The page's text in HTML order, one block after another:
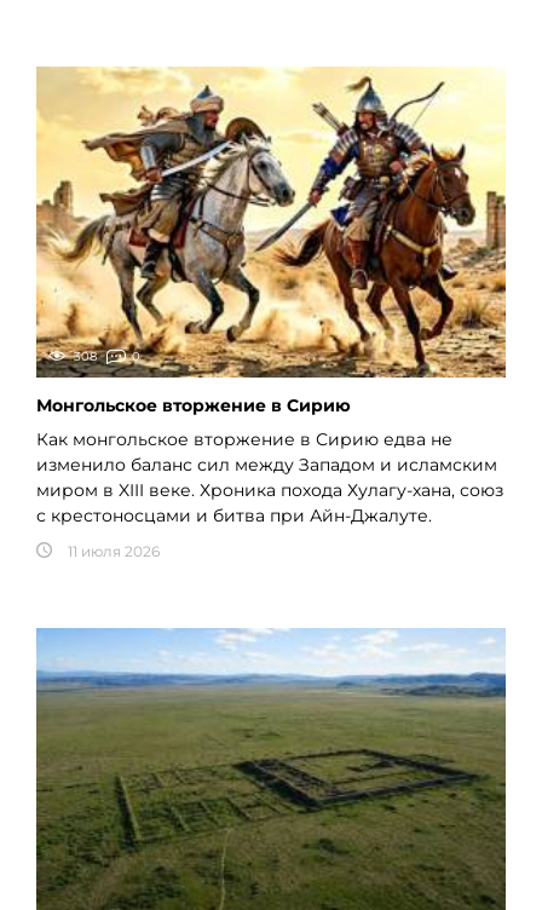
308 0
Монгольское вторжение в Сирию
Как монгольское вторжение в Сирию едва не
изменило баланс сил между Западом и исламским
миром в XIII веке. Хроника похода Хулагу-хана, союз
с крестоносцами и битва при Айн-Джалуте.
11 июля 2026